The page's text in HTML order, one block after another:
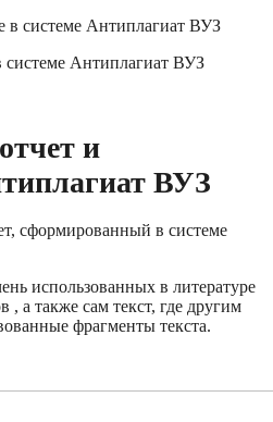
в системе Антиплагиат ВУЗ
системе Антиплагиат ВУЗ
и
ВУЗ
сформированный в системе
использованных в литературе
, а также сам текст, где другим
фрагменты текста.